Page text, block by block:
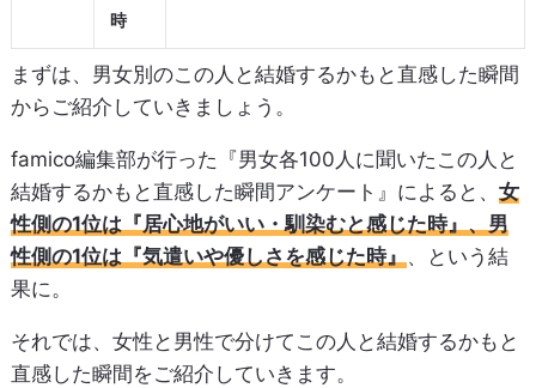
時
まずは、男女別のこの人と結婚するかもと直感した瞬間
からご紹介していきましょう。
famico編集部が行った『男女各100人に聞いたこの人と
結婚するかもと直感した瞬間アンケート』によると、 女
性側の1位は『居心地がいい・馴染むと感じた時』、男
性側の1位は『気遣いや優しさを感じた時』、という結
果に。
それでは、女性と男性で分けてこの人と結婚するかもと
直感した瞬間をご紹介していきます。